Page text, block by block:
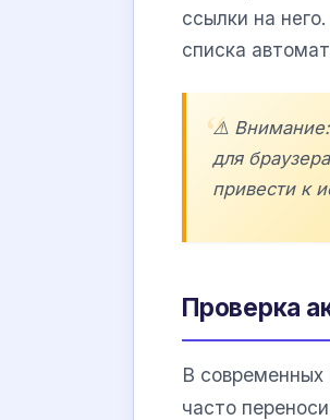
ссылки на
списка
⚠️ Внимание:
для
привести к
Проверка
В современных
часто